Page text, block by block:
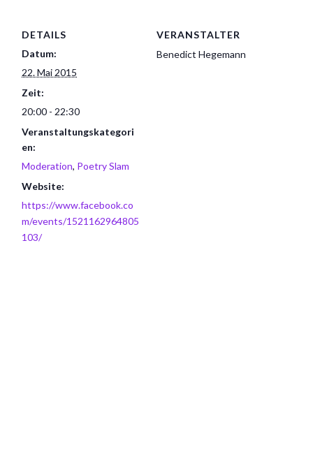
DETAILS
Datum:
22. Mai 2015
Zeit:
20:00 - 22:30
Veranstaltungskategori
en:
Moderation, Poetry Slam
Website:
https://www.facebook.co
m/events/1521162964805
103/
VERANSTALTER
Benedict Hegemann